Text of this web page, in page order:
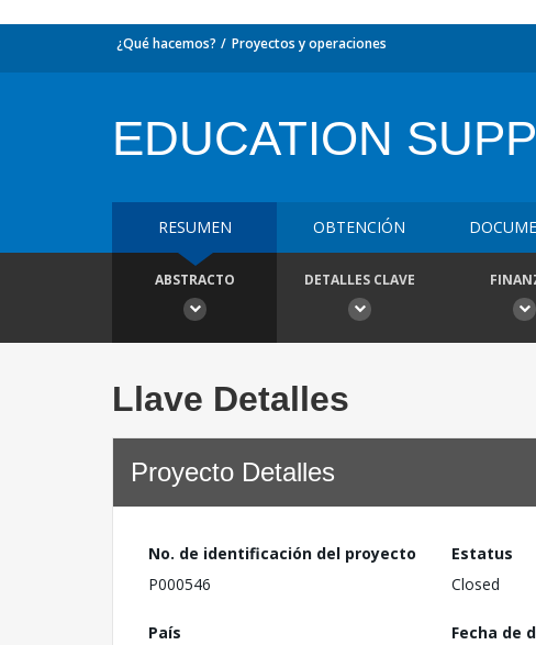
¿Qué hacemos? Proyectos y operaciones
EDUCATION
RESUMEN OBTENCIÓN
ABSTRACTO DETALLES CLAVE
Llave Detalles
Proyecto Detalles
No. de identificación del proyecto
P000546
Estatus
Closed
País
Fecha de